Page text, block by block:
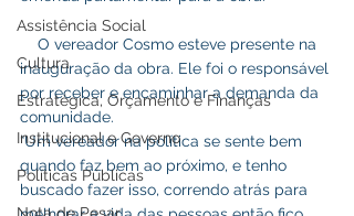
Assistência Social
Cultura
Estratégica, Orçamento e Finanças
Institucional e Governo
Políticas Públicas
inauguração da obra. Ele foi o responsável
por receber e encaminhar a demanda da
comunidade.
“Um vereador na política se sente bem
quando faz bem ao próximo, e tenho
buscado fazer isso, correndo atrás para